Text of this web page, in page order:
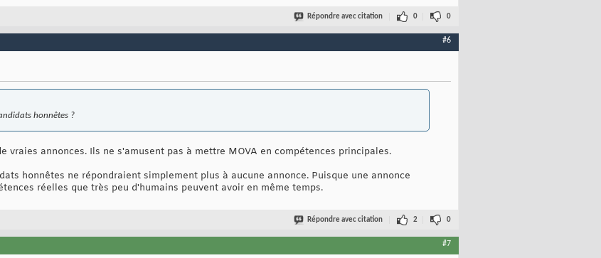
Répondre avec citation 0 0
#6
honnêtes ?
vraies annonces. Ils ne s'amusent pas à mettre MOVA en compétences principales.
honnêtes ne répondraient simplement plus à aucune annonce. Puisque une annonce
réelles que très peu d'humains peuvent avoir en même temps.
Répondre avec citation 2 0
#7